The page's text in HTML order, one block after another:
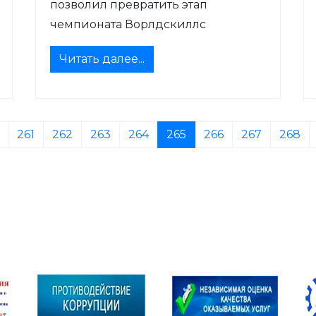
позволил превратить этап
чемпионата Ворлдскиллс
Читать далее...
261 262 263 264 265 266 267 268